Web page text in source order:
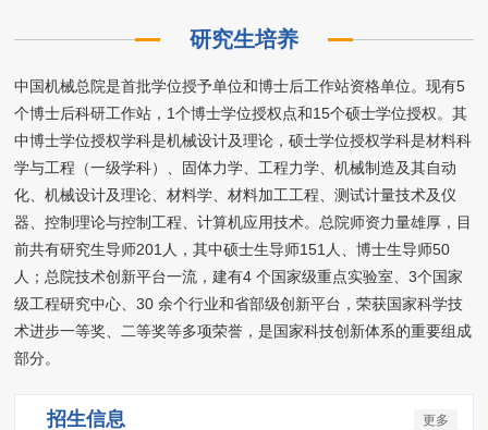
研究生培养
中国机械总院是首批学位授予单位和博士后工作站资格单位。现有5
个博士后科研工作站，1个博士学位授权点和15个硕士学位授权。其
中博士学位授权学科是机械设计及理论，硕士学位授权学科是材料科
学与工程（一级学科）、固体力学、工程力学、机械制造及其自动
化、机械设计及理论、材料学、材料加工工程、测试计量技术及仪
器、控制理论与控制工程、计算机应用技术。总院师资力量雄厚，目
前共有研究生导师201人，其中硕士生导师151人、博士生导师50
人；总院技术创新平台一流，建有4 个国家级重点实验室、3个国家
级工程研究中心、30 余个行业和省部级创新平台，荣获国家科学技
术进步一等奖、二等奖等多项荣誉，是国家科技创新体系的重要组成
部分。
招生信息 更多